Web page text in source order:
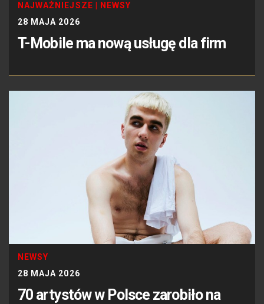
NAJWAŻNIEJSZE
NEWSY
28 MAJA 2026
T-Mobile ma nową usługę dla firm
NEWSY
28 MAJA 2026
70 artystów w Polsce zarobiło na